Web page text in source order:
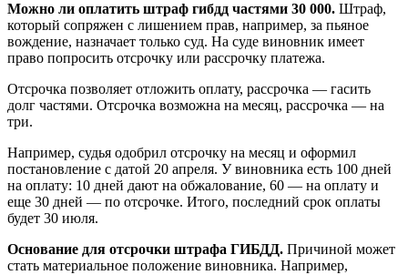
Можно ли оплатить штраф гибдд частями 30 000. Штраф,
который сопряжен с лишением прав, например, за пьяное
вождение, назначает только суд. На суде виновник имеет
право попросить отсрочку или рассрочку платежа.
Отсрочка позволяет отложить оплату, рассрочка — гасить
долг частями. Отсрочка возможна на месяц, рассрочка — на
три.
Например, судья одобрил отсрочку на месяц и оформил
постановление с датой 20 апреля. У виновника есть 100 дней
на оплату: 10 дней дают на обжалование, 60 — на оплату и
еще 30 дней — по отсрочке. Итого, последний срок оплаты
будет 30 июля.
Основание для отсрочки штрафа ГИБДД. Причиной может
стать материальное положение виновника. Например,